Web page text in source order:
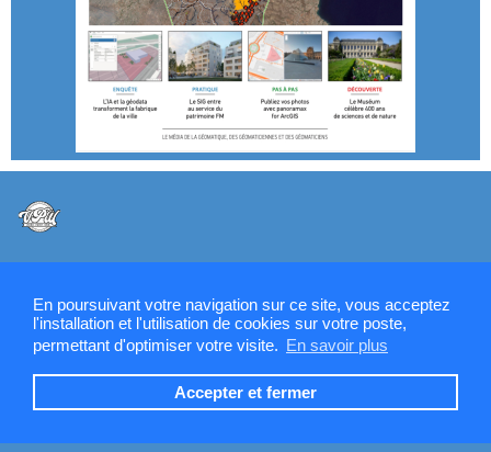
En poursuivant votre navigation sur ce site, vous acceptez
l'installation et l'utilisation de cookies sur votre poste,
permettant d'optimiser votre visite. En savoir plus
Accepter et fermer
Contactez la rédaction de SIGMAG & SIGTV